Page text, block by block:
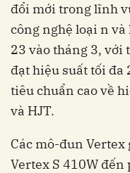
đổi mới trong lĩnh
công nghệ loại n
23 vào tháng 3, với
đạt hiệu suất tối đa
tiêu chuẩn cao về
và HJT.
Các mô-đun
Vertex S 410W đến